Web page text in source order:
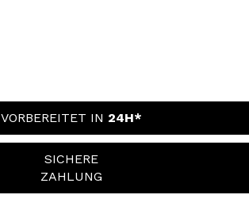
VORBEREITET IN 24H*
SICHERE
ZAHLUNG